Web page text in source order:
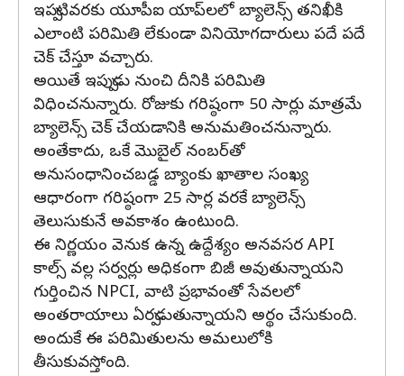
ఇప్పటివరకు యూపీఐ యాప్‌లలో బ్యాలెన్స్ తనిఖీకి
ఎలాంటి పరిమితి లేకుండా వినియోగదారులు పదే పదే
చెక్ చేస్తూ వచ్చారు.
అయితే ఇప్పుడు నుంచి దీనికి పరిమితి
విధించనున్నారు. రోజుకు గరిష్ఠంగా 50 సార్లు మాత్రమే
బ్యాలెన్స్ చెక్ చేయడానికి అనుమతించనున్నారు.
అంతేకాదు, ఒకే మొబైల్ నంబర్‌తో
అనుసంధానించబడ్డ బ్యాంకు ఖాతాల సంఖ్య
ఆధారంగా గరిష్ఠంగా 25 సార్ల వరకే బ్యాలెన్స్
తెలుసుకునే అవకాశం ఉంటుంది.
ఈ నిర్ణయం వెనుక ఉన్న ఉద్దేశ్యం అనవసర API
కాల్స్‌ వల్ల సర్వర్లు అధికంగా బిజీ అవుతున్నాయని
గుర్తించిన NPCI, వాటి ప్రభావంతో సేవలలో
అంతరాయాలు ఏర్పడుతున్నాయని అర్థం చేసుకుంది.
అందుకే ఈ పరిమితులను అమలులోకి
తీసుకువస్తోంది.